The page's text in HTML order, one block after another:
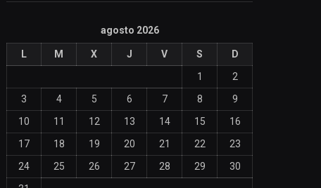
agosto 2026
L M X J V S
D
1
2
3
4 5 6 7 8
9
10
11 12 13 14 15
16
17
18 19 20 21 22
23
24
25 26 27 28 29
30